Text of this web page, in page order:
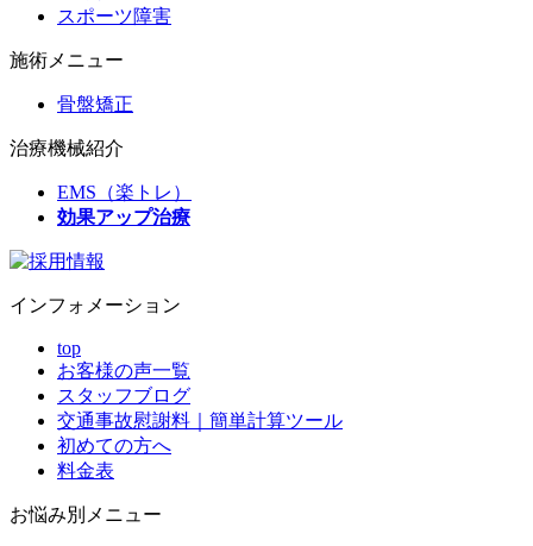
スポーツ障害
施術メニュー
骨盤矯正
治療機械紹介
EMS（楽トレ）
効果アップ治療
インフォメーション
top
お客様の声一覧
スタッフブログ
交通事故慰謝料｜簡単計算ツール
初めての方へ
料金表
お悩み別メニュー